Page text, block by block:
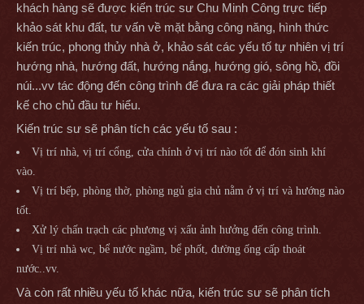
khách hàng sẽ được kiến trúc sư Chu Minh Công trực tiếp
khảo sát khu đất, tư vấn về mặt bằng công năng, hình thức
kiến trúc, phong thủy nhà ở, khảo sát các yếu tố tự nhiên vị trí
hướng nhà, hướng đất, hướng nắng, hướng gió, sông hồ, đồi
núi...vv tác động đến công trình để đưa ra các giải pháp thiết
kế cho chủ đầu tư hiểu.
Kiến trúc sư sẽ phân tích các yếu tố sau :
Vị trí nhà, vị trí cổng, cửa chính ở vị trí nào tốt để đón sinh khí
vào.
Vị trí bếp, phòng thờ, phòng ngủ gia chủ nằm ở vị trí và hướng nào
tốt.
Xử lý chấn trạch các phương vị xấu ảnh hưởng đến công trình.
Vị trí nhà wc, bể nước ngầm, bể phốt, đường ống cấp thoát
nước..vv.
Và còn rất nhiều yếu tố khác nữa, kiến trúc sư sẽ phân tích